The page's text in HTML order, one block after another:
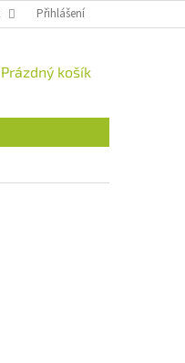
Přihlášení
NÁKUPNÍ
Prázdný košík